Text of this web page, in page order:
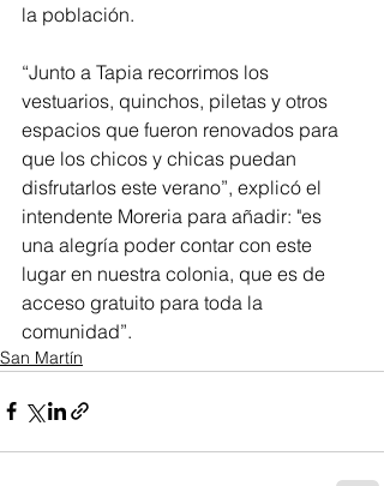
la población.
“Junto a Tapia recorrimos los
vestuarios, quinchos, piletas y otros
espacios que fueron renovados para
que los chicos y chicas puedan
disfrutarlos este verano”, explicó el
intendente Moreria para añadir: "es
una alegría poder contar con este
lugar en nuestra colonia, que es de
acceso gratuito para toda la
comunidad”.
San Martín